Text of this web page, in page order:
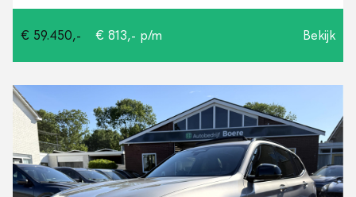
€ 59.450,- € 813,- p/m Bekijk